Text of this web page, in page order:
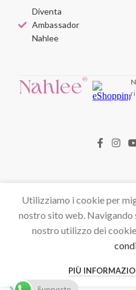
Diventa
Ambassador
Nahlee
Utilizziamo i cookie per
nostro sito web. Navigando
nostro utilizzo dei
PIÙ